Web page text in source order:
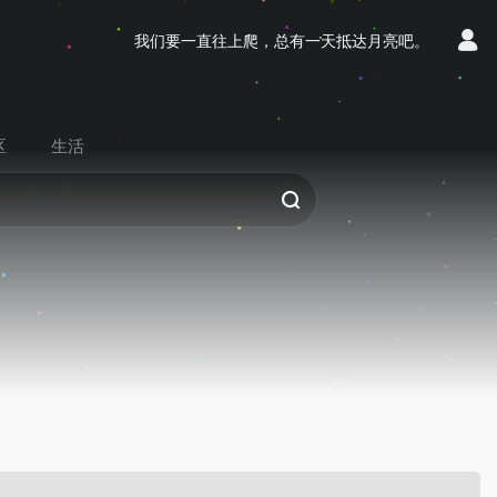
我们要一直往上爬，总有一天抵达月亮吧。
生活